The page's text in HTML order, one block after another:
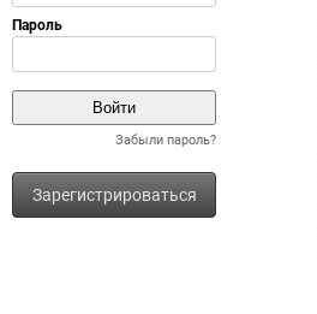
Забыли пароль?
Зарегистрироваться